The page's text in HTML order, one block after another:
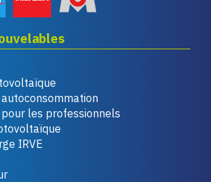
les professionnels
IRVE